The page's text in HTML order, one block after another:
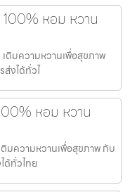
หอม หวาน
ติมความหวานเพื่อสุขภาพ
งได้ทั่วไ
หอม หวาน
มความหวานเพื่อสุขภาพ กับ
ด้ทั่วไทย